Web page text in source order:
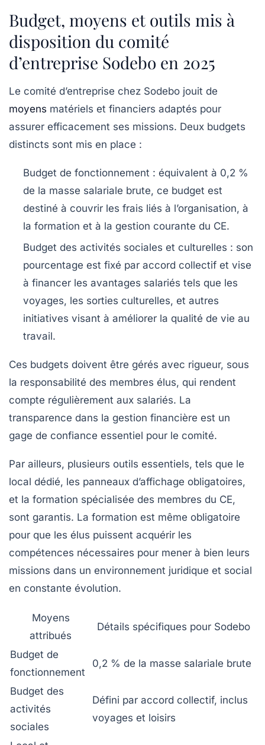
Budget, moyens et outils mis à
disposition du comité
d’entreprise Sodebo en 2025
Le comité d’entreprise chez Sodebo jouit de
moyens matériels et financiers adaptés pour
assurer efficacement ses missions. Deux budgets
distincts sont mis en place :
Budget de fonctionnement : équivalent à 0,2 %
de la masse salariale brute, ce budget est
destiné à couvrir les frais liés à l’organisation, à
la formation et à la gestion courante du CE.
Budget des activités sociales et culturelles : son
pourcentage est fixé par accord collectif et vise
à financer les avantages salariés tels que les
voyages, les sorties culturelles, et autres
initiatives visant à améliorer la qualité de vie au
travail.
Ces budgets doivent être gérés avec rigueur, sous
la responsabilité des membres élus, qui rendent
compte régulièrement aux salariés. La
transparence dans la gestion financière est un
gage de confiance essentiel pour le comité.
Par ailleurs, plusieurs outils essentiels, tels que le
local dédié, les panneaux d’affichage obligatoires,
et la formation spécialisée des membres du CE,
sont garantis. La formation est même obligatoire
pour que les élus puissent acquérir les
compétences nécessaires pour mener à bien leurs
missions dans un environnement juridique et social
en constante évolution.
Moyens
attribués
Détails spécifiques pour Sodebo
Budget de
fonctionnement
0,2 % de la masse salariale brute
Budget des
activités
sociales
Défini par accord collectif, inclus
voyages et loisirs